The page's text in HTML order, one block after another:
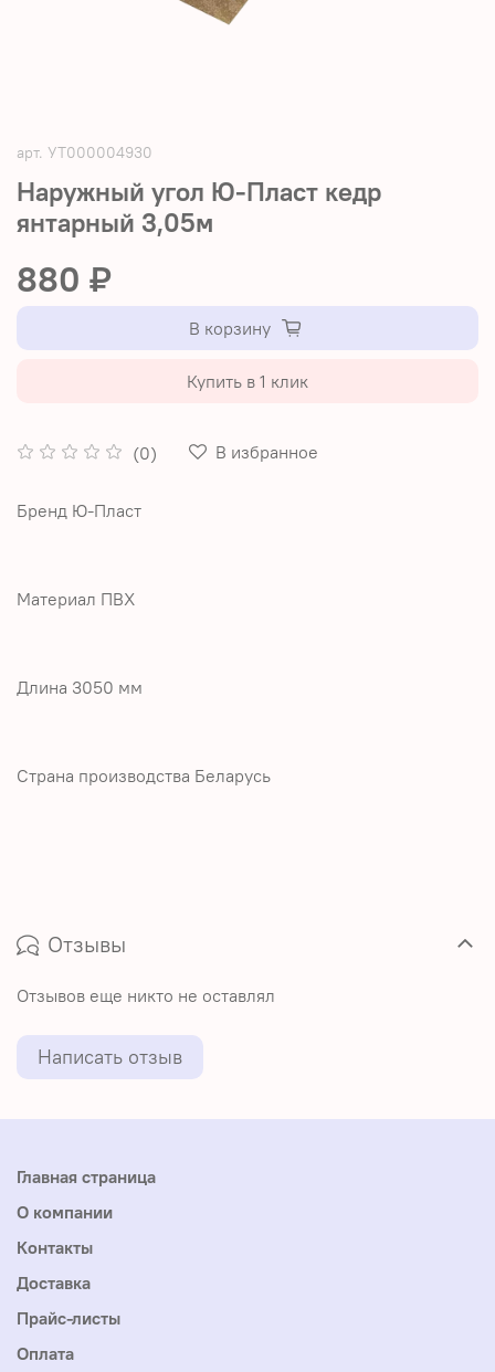
арт. УТ000004930
Наружный угол Ю-Пласт кедр
янтарный 3,05м
(0) В избранное
880 ₽
В корзину
Купить в 1 клик
Бренд Ю-Пласт
Материал ПВХ
Длина 3050 мм
Страна производства Беларусь
Отзывы
Отзывов еще никто не оставлял
Написать отзыв
Главная страница
О компании
Контакты
Доставка
Прайс-листы
Оплата